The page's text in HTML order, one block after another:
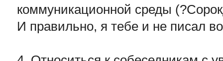
коммуникационной среды
И правильно, я тебе и не писал